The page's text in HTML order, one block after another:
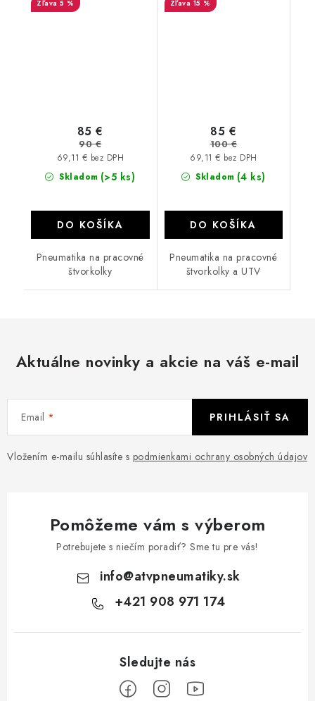
5 %
Skladom (>5 ks)
69,11 € bez DPH
85 €
90 €
DO KOŠÍKA
Pneumatika na pracovné
štvorkolky
15 %
Skladom (4 ks)
69,11 € bez DPH
85 €
100 €
DO KOŠÍKA
Pneumatika na pracovné
štvorkolky a UTV
Aktuálne novinky a akcie na váš e-mail
Email
Vložením e-mailu súhlasíte s podmienkami ochrany osobných údajov
PRIHLÁSIŤ SA
Pomôžeme vám s výberom
Potrebujete s niečím poradiť? Sme tu pre vás!
info@atvpneumatiky.sk
+421 908 971 174